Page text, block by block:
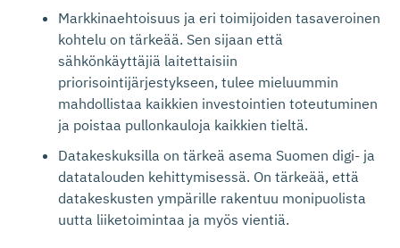
Markkinaehtoisuus ja eri toimijoiden tasaveroinen
kohtelu on tärkeää. Sen sijaan että
sähkönkäyttäjiä laitettaisiin
priorisointijärjestykseen, tulee mieluummin
mahdollistaa kaikkien investointien toteutuminen
ja poistaa pullonkauloja kaikkien tieltä.
Datakeskuksilla on tärkeä asema Suomen digi- ja
datatalouden kehittymisessä. On tärkeää, että
datakeskusten ympärille rakentuu monipuolista
uutta liiketoimintaa ja myös vientiä.